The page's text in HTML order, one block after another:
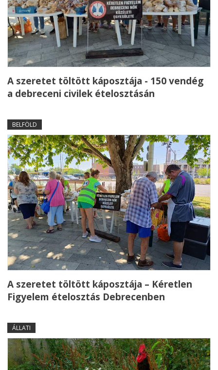
A szeretet töltött káposztája - 150 vendég
a debreceni civilek ételosztásán
BELFÖLD
A szeretet töltött káposztája – Kéretlen
Figyelem ételosztás Debrecenben
ÁLLATI